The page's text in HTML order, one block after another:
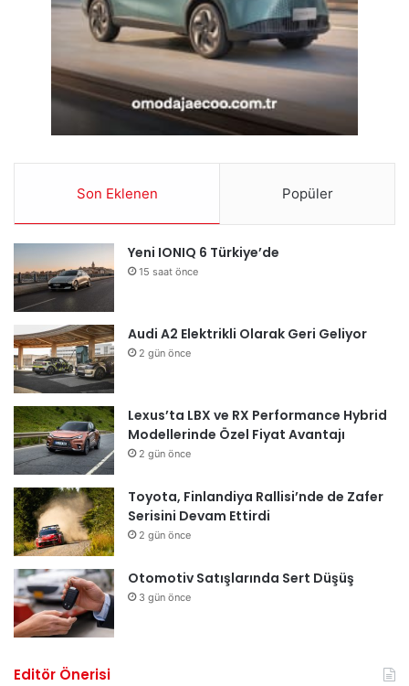
Son Eklenen Popüler
Yeni IONIQ 6 Türkiye’de
15 saat önce
Audi A2 Elektrikli Olarak Geri Geliyor
2 gün önce
Lexus’ta LBX ve RX Performance Hybrid
Modellerinde Özel Fiyat Avantajı
2 gün önce
Toyota, Finlandiya Rallisi’nde de Zafer
Serisini Devam Ettirdi
2 gün önce
Otomotiv Satışlarında Sert Düşüş
3 gün önce
Editör Önerisi